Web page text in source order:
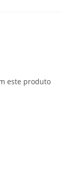
este produto